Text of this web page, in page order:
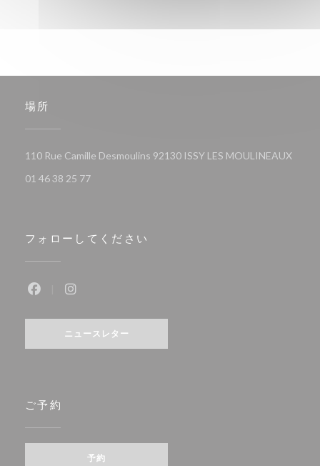
場所
110 Rue Camille Desmoulins 92130 ISSY LES MOULINEAUX((新
01 46 38 25 77
フォローしてください
ニュースレター
ご予約
予約